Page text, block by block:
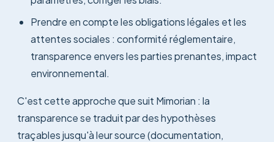
Prendre en compte les obligations légales et les
attentes sociales : conformité réglementaire,
transparence envers les parties prenantes, impact
environnemental.
C'est cette approche que suit Mimorian : la
transparence se traduit par des hypothèses
traçables jusqu'à leur source (documentation,